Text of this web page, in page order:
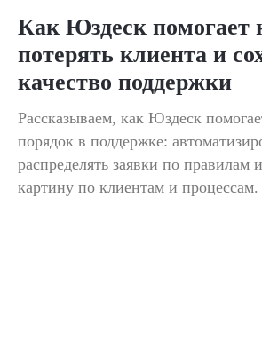
Как Юздеск помогает
потерять клиента и
качество поддержки
Рассказываем, как Юздеск
порядок в поддержке:
распределять заявки по правилам
картину по клиентам и процессам.